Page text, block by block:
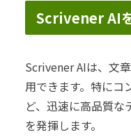
Scrivener AI
Scrivener AIは、文
用できます。特にコ
ど、迅速に高品質
を発揮します。